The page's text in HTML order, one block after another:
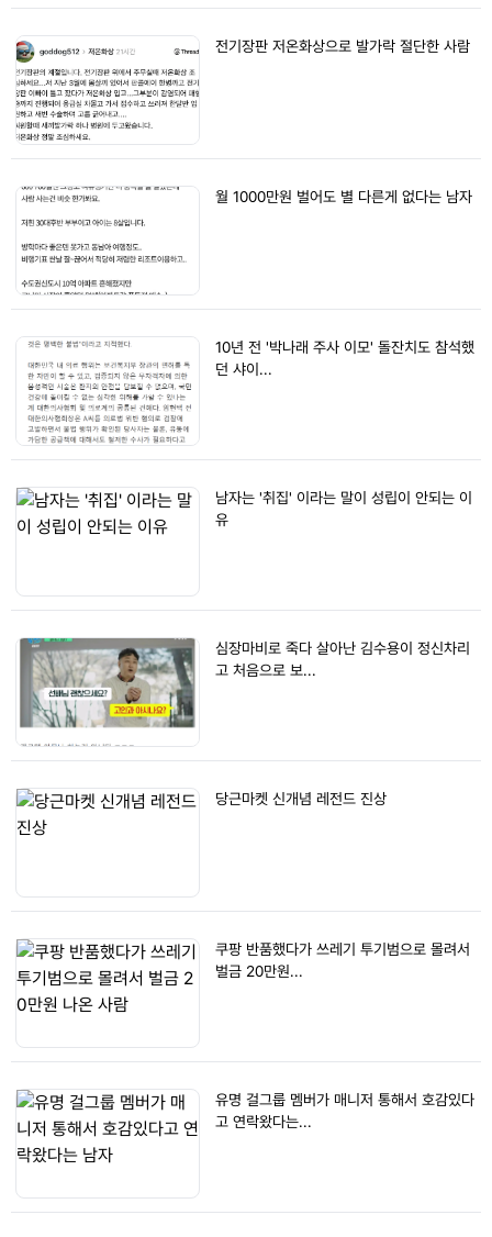
전기장판 저온화상으로 발가락 절단한 사람
월 1000만원 벌어도 별 다른게 없다는 남자
10년 전 '박나래 주사 이모' 돌잔치도 참석했
던 샤이...
남자는 '취집' 이라는 말이 성립이 안되는 이
유
심장마비로 죽다 살아난 김수용이 정신차리
고 처음으로 보...
당근마켓 신개념 레전드 진상
쿠팡 반품했다가 쓰레기 투기범으로 몰려서
벌금 20만원...
유명 걸그룹 멤버가 매니저 통해서 호감있다
고 연락왔다는...